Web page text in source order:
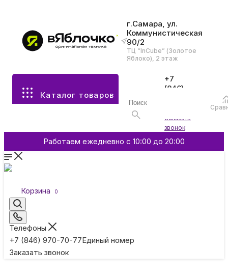
г.Самара, ул.
Коммунистическая
90/2
ТЦ “InCube” (Золотое
Яблоко), 2 этаж
Каталог товаров
+7
(846)
Заказать
звонок
Работаем ежедневно с 10:00 до 20:00
Корзина 0
Телефоны
+7 (846) 970-70-77Единый номер
Заказать звонок
Все разделы каталога
Аксессуары
Смартфоны и гаджеты